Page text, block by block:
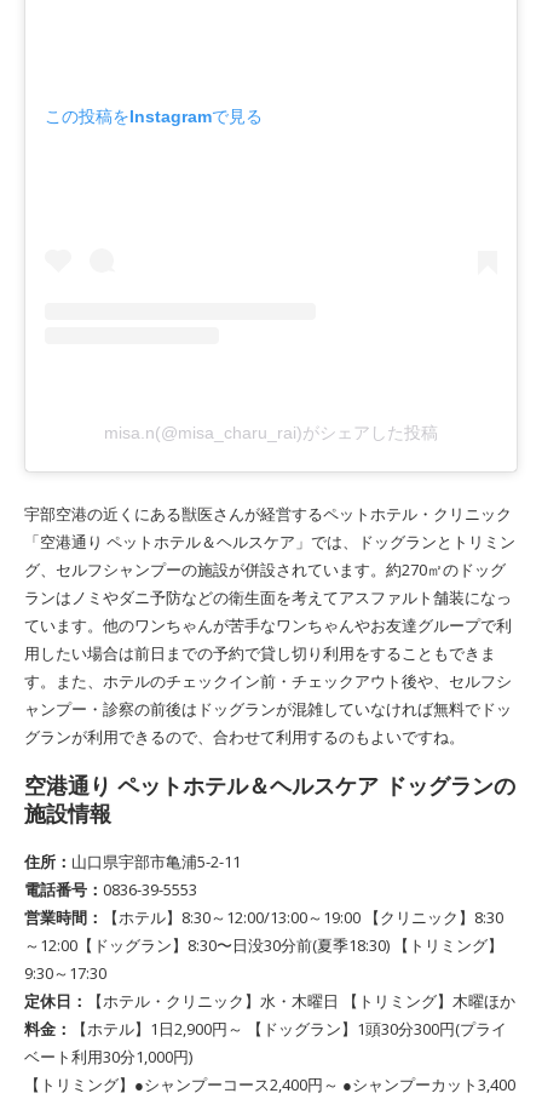
この投稿をInstagramで見る
misa.n(@misa_charu_rai)がシェアした投稿
宇部空港の近くにある獣医さんが経営するペットホテル・クリニック
「空港通り ペットホテル＆ヘルスケア」では、ドッグランとトリミン
グ、セルフシャンプーの施設が併設されています。約270㎡のドッグ
ランはノミやダニ予防などの衛生面を考えてアスファルト舗装になっ
ています。他のワンちゃんが苦手なワンちゃんやお友達グループで利
用したい場合は前日までの予約で貸し切り利用をすることもできま
す。また、ホテルのチェックイン前・チェックアウト後や、セルフシ
ャンプー・診察の前後はドッグランが混雑していなければ無料でドッ
グランが利用できるので、合わせて利用するのもよいですね。
空港通り ペットホテル＆ヘルスケア ドッグランの
施設情報
住所： 山口県宇部市亀浦5-2-11
電話番号： 0836-39-5553
営業時間：
【ホテル】8:30～12:00/13:00～19:00 【クリニック】8:30
～12:00【ドッグラン】8:30〜日没30分前(夏季18:30) 【トリミング】
9:30～17:30
定休日：
【ホテル・クリニック】水・木曜日 【トリミング】木曜ほか
料金：
【ホテル】1日2,900円～ 【ドッグラン】1頭30分300円(プライ
ベート利用30分1,000円)
【トリミング】●シャンプーコース2,400円～ ●シャンプーカット3,400